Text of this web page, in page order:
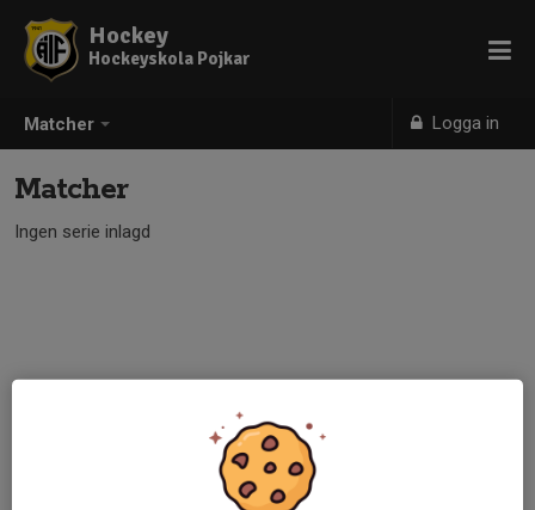
Matcher Logga in
Hockey
Hockeyskola Pojkar
Matcher
Ingen serie inlagd